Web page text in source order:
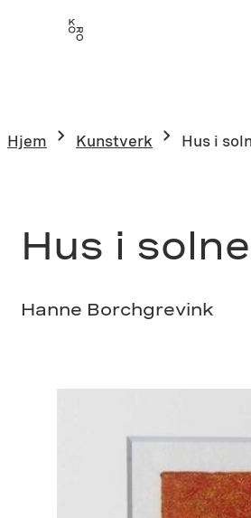
Hjem Kunstverk Hus i
Hus i
Hanne Borchgrevink